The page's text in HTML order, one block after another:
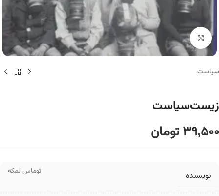
برای بزرگنمایی کلیک کنید
سیاست
زیست‌سیاست
39,500تومان
نویسنده توماس لمکه